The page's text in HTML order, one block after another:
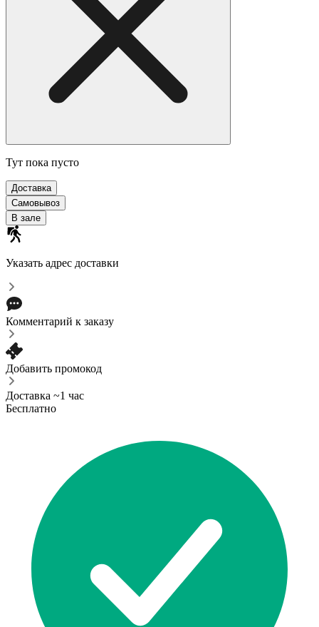
Тут пока пусто
Доставка
Самовывоз
В зале
Указать адрес доставки
Комментарий к заказу
Добавить промокод
Доставка ~1 час
Бесплатно